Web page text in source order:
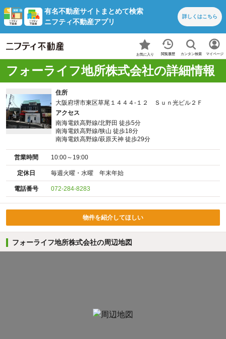
有名不動産サイトまとめて検索
ニフティ不動産アプリ
詳しくはこちら
お気に入り 閲覧履歴 カンタン検索 マイページ
フォーライフ地所株式会社の詳細情報
住所
大阪府堺市東区草尾１４４４‐１２ Ｓｕｎ光ビル２Ｆ
アクセス
南海電鉄高野線/北野田 徒歩5分
南海電鉄高野線/狭山 徒歩18分
南海電鉄高野線/萩原天神 徒歩29分
営業時間 10:00～19:00
定休日 毎週火曜・水曜 年末年始
電話番号 072-284-8283
物件を紹介してほしい
フォーライフ地所株式会社の周辺地図